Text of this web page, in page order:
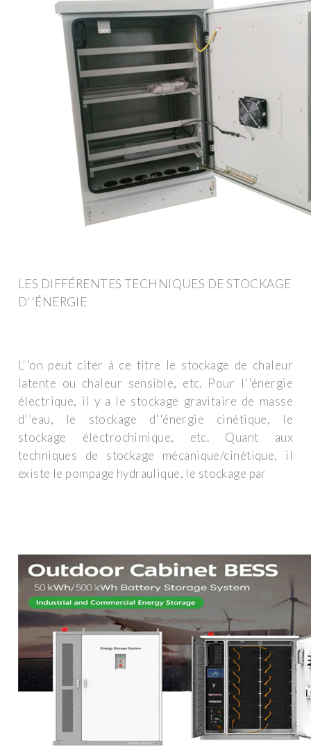
LES DIFFÉRENTES TECHNIQUES DE STOCKAGE
D''ÉNERGIE
L''on peut citer à ce titre le stockage de chaleur
latente ou chaleur sensible, etc. Pour l''énergie
électrique, il y a le stockage gravitaire de masse
d''eau, le stockage d''énergie cinétique, le
stockage électrochimique, etc. Quant aux
techniques de stockage mécanique/cinétique, il
existe le pompage hydraulique, le stockage par